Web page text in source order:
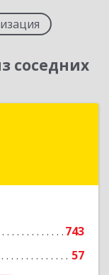
соседних
743
57
г, Большая